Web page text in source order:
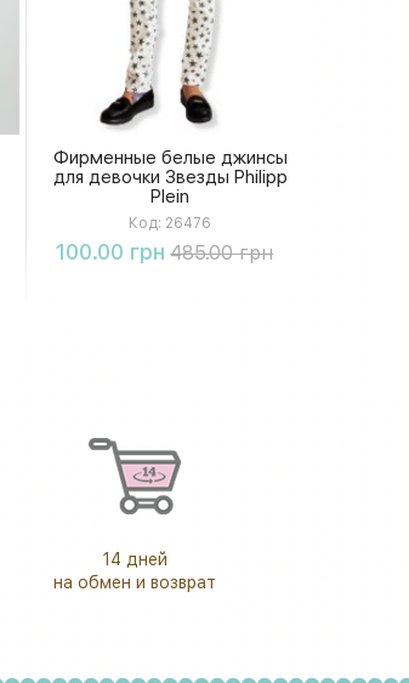
Фирменные белые джинсы
для девочки Звезды Philipp
Plein
Код: 26476
100.00 грн 485.00 грн
Купить
14 дней
на обмен и возврат